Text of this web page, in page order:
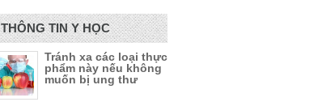
THÔNG TIN Y HỌC
Tránh xa các loại thực
phẩm này nếu không
muốn bị ung thư